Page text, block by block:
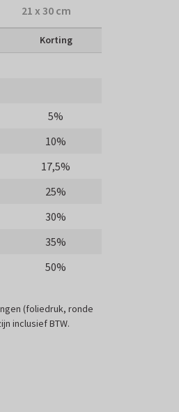
21 x 30 cm
Korting
5%
10%
17,5%
25%
30%
35%
50%
(foliedruk, ronde
inclusief BTW.